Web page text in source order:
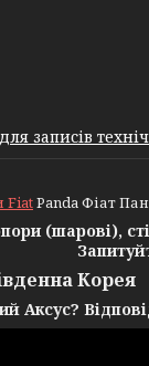
записів
FiatPanda Фіат
(шарові),
Корея
Аксус?